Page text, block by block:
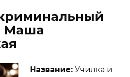
Маша
Название: Училка и